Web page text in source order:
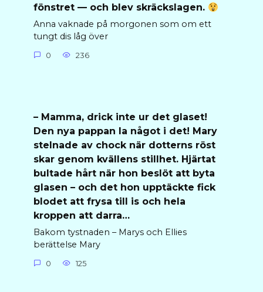
fönstret — och blev skräckslagen.
Anna vaknade på morgonen som om ett
tungt dis låg över
0 236
– Mamma, drick inte ur det glaset!
Den nya pappan la något i det! Mary
stelnade av chock när dotterns röst
skar genom kvällens stillhet. Hjärtat
bultade hårt när hon beslöt att byta
glasen – och det hon upptäckte fick
blodet att frysa till is och hela
kroppen att darra…
Bakom tystnaden – Marys och Ellies
berättelse Mary
0 125